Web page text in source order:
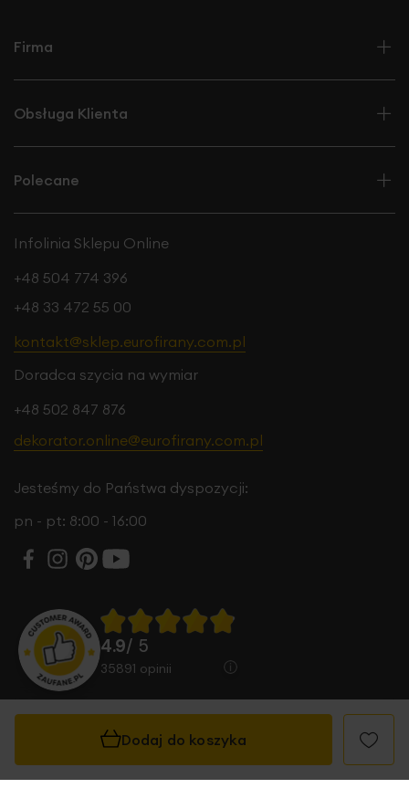
Dodaj do koszyka
Firma
Obsługa Klienta
Polecane
Infolinia Sklepu Online
+48 504 774 396
+48 33 472 55 00
kontakt@sklep.eurofirany.com.pl
Doradca szycia na wymiar
+48 502 847 876
dekorator.online@eurofirany.com.pl
Jesteśmy do Państwa dyspozycji:
pn - pt: 8:00 - 16:00
4.9/ 5
35891 opinii
© 2026 Eurofirany B.B. Choczyńscy Sp.J. Wszystkie
prawa zastrzeżone.